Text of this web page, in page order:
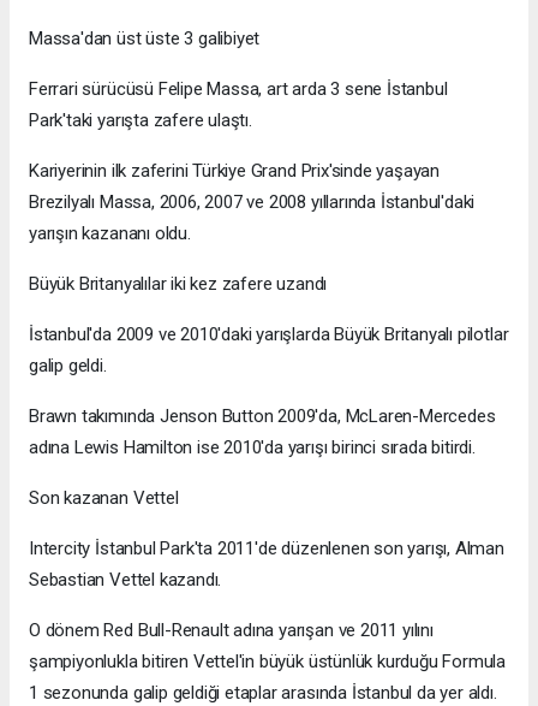
Massa'dan üst üste 3 galibiyet
Ferrari sürücüsü Felipe Massa, art arda 3 sene İstanbul
Park'taki yarışta zafere ulaştı.
Kariyerinin ilk zaferini Türkiye Grand Prix'sinde yaşayan
Brezilyalı Massa, 2006, 2007 ve 2008 yıllarında İstanbul'daki
yarışın kazananı oldu.
Büyük Britanyalılar iki kez zafere uzandı
İstanbul'da 2009 ve 2010'daki yarışlarda Büyük Britanyalı pilotlar
galip geldi.
Brawn takımında Jenson Button 2009'da, McLaren-Mercedes
adına Lewis Hamilton ise 2010'da yarışı birinci sırada bitirdi.
Son kazanan Vettel
Intercity İstanbul Park'ta 2011'de düzenlenen son yarışı, Alman
Sebastian Vettel kazandı.
O dönem Red Bull-Renault adına yarışan ve 2011 yılını
şampiyonlukla bitiren Vettel'in büyük üstünlük kurduğu Formula
1 sezonunda galip geldiği etaplar arasında İstanbul da yer aldı.